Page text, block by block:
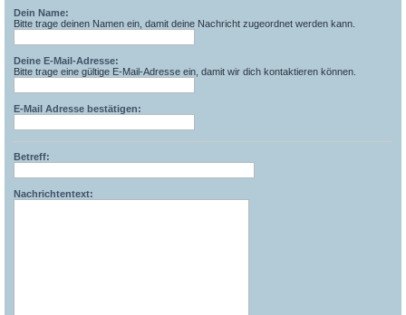
Dein Name:
Bitte trage deinen Namen ein, damit deine Nachricht zugeordnet werden kann.
Deine E-Mail-Adresse:
Bitte trage eine gültige E-Mail-Adresse ein, damit wir dich kontaktieren können.
E-Mail Adresse bestätigen:
Betreff:
Nachrichtentext: